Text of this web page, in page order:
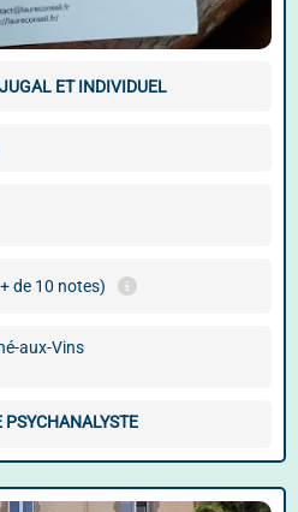
ET INDIVIDUEL
+ de 10 notes)
aux-Vins
PSYCHANALYSTE